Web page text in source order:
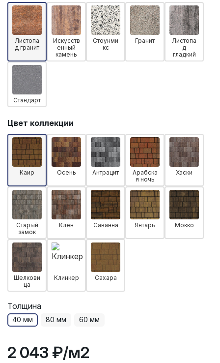
Листопа
д гранит
Искусств
енный
камень
Стоунми
кс
Гранит
Листопа
д
гладкий
Стандарт
Цвет коллекции
Каир Осень Антрацит
Арабска
я ночь
Хаски
Старый
замок
Клен Саванна Янтарь Мокко
Шелкови
ца
Клинкер Сахара
Толщина
40 мм 80 мм 60 мм
2 043 ₽/м2